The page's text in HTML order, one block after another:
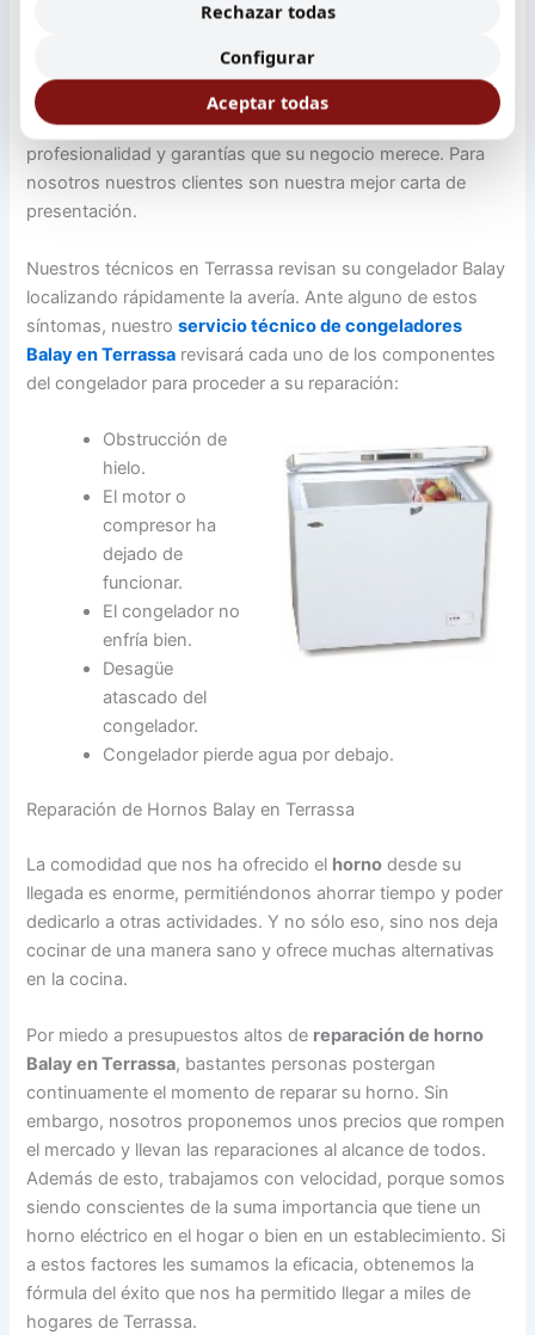
que en la mayoría de casos queda solucionada en unas
pocas horas. Le brindamos un servicio técnico
congeladores Balay en Terrassa con toda la
profesionalidad y garantías que su negocio merece. Para
nosotros nuestros clientes son nuestra mejor carta de
presentación.
Nuestros técnicos en Terrassa revisan su congelador Balay
localizando rápidamente la avería. Ante alguno de estos
síntomas, nuestroservicio técnico de congeladores
Balay en Terrassa revisará cada uno de los componentes
del congelador para proceder a su reparación:
Obstrucción de
hielo.
El motor o
compresor ha
dejado de
funcionar.
El congelador no
enfría bien.
Desagüe
atascado del
congelador.
Congelador pierde agua por debajo.
Reparación de Hornos Balay en Terrassa
La comodidad que nos ha ofrecido el horno desde su
llegada es enorme, permitiéndonos ahorrar tiempo y poder
dedicarlo a otras actividades. Y no sólo eso, sino nos deja
cocinar de una manera sano y ofrece muchas alternativas
en la cocina.
Por miedo a presupuestos altos de reparación de horno
Balay en Terrassa, bastantes personas postergan
continuamente el momento de reparar su horno. Sin
embargo, nosotros proponemos unos precios que rompen
el mercado y llevan las reparaciones al alcance de todos.
Además de esto, trabajamos con velocidad, porque somos
siendo conscientes de la suma importancia que tiene un
horno eléctrico en el hogar o bien en un establecimiento. Si
a estos factores les sumamos la eficacia, obtenemos la
fórmula del éxito que nos ha permitido llegar a miles de
hogares de Terrassa.
Rechazar todas
Configurar
Aceptar todas